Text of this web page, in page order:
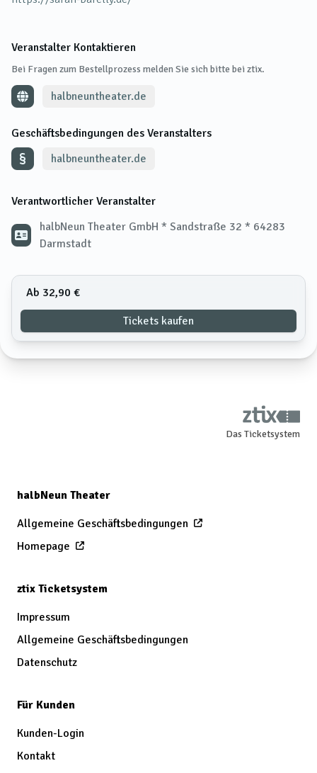
Veranstalter Kontaktieren
Bei Fragen zum Bestellprozess melden Sie sich bitte bei ztix.
halbneuntheater.de
Geschäftsbedingungen des Veranstalters
halbneuntheater.de
Verantwortlicher Veranstalter
halbNeun Theater GmbH * Sandstraße 32 * 64283
Darmstadt
Ab 32,90 €
Tickets kaufen
Das Ticketsystem
halbNeun Theater
Allgemeine Geschäftsbedingungen
Homepage
ztix Ticketsystem
Impressum
Allgemeine Geschäftsbedingungen
Datenschutz
Für Kunden
Kunden-Login
Kontakt